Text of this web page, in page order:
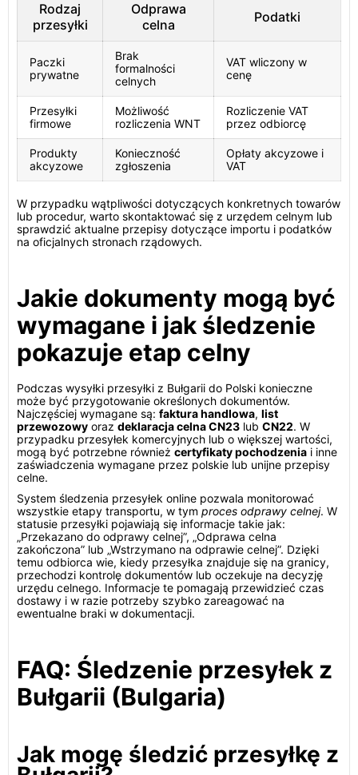
Rodzaj
przesyłki
Odprawa
celna
Podatki
Paczki
prywatne
Brak
formalności
celnych
VAT wliczony w
cenę
Przesyłki
firmowe
Możliwość
rozliczenia WNT
Rozliczenie VAT
przez odbiorcę
Produkty
akcyzowe
Konieczność
zgłoszenia
Opłaty akcyzowe i
VAT
W przypadku wątpliwości dotyczących konkretnych towarów
lub procedur, warto skontaktować się z urzędem celnym lub
sprawdzić aktualne przepisy dotyczące importu i podatków
na oficjalnych stronach rządowych.
Jakie dokumenty mogą być
wymagane i jak śledzenie
pokazuje etap celny
Podczas wysyłki przesyłki z Bułgarii do Polski konieczne
może być przygotowanie określonych dokumentów.
Najczęściej wymagane są: faktura handlowa, list
przewozowy oraz deklaracja celna CN23 lub CN22. W
przypadku przesyłek komercyjnych lub o większej wartości,
mogą być potrzebne również certyfikaty pochodzenia i inne
zaświadczenia wymagane przez polskie lub unijne przepisy
celne.
System śledzenia przesyłek online pozwala monitorować
wszystkie etapy transportu, w tym proces odprawy celnej. W
statusie przesyłki pojawiają się informacje takie jak:
„Przekazano do odprawy celnej”, „Odprawa celna
zakończona” lub „Wstrzymano na odprawie celnej”. Dzięki
temu odbiorca wie, kiedy przesyłka znajduje się na granicy,
przechodzi kontrolę dokumentów lub oczekuje na decyzję
urzędu celnego. Informacje te pomagają przewidzieć czas
dostawy i w razie potrzeby szybko zareagować na
ewentualne braki w dokumentacji.
FAQ: Śledzenie przesyłek z
Bułgarii (Bulgaria)
Jak mogę śledzić przesyłkę z